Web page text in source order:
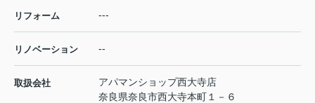
リフォーム ---
リノベーション --
取扱会社
アパマンショップ西大寺店
奈良県奈良市西大寺本町１－６